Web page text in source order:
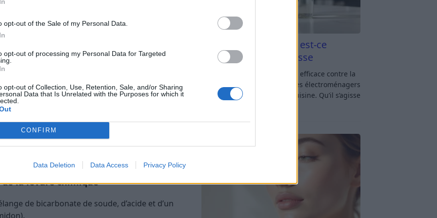
opt-out of the Sale of my Personal Data.
opt-out of processing my Personal Data for Targeted
opt-out of Collection, Use, Retention, Sale, and/or Sharing
Data that Is Unrelated with the Purposes for which it
CONFIRM
Data Deletion Data Access Privacy Policy
en pâtisserie, apportant légèreté et volume à
délices sucrés.
le plus utilisé.
la levure chimique
de bicarbonate de soude, d’acide et d’un
Vinaigre blanc et four est-ce
efficace contre la graisse
Vinaigre blanc et four : est-ce efficace contre la
graisse ? Le four fait partie des électroménagers
les plus sollicités dans une cuisine. Qu’il s’agisse